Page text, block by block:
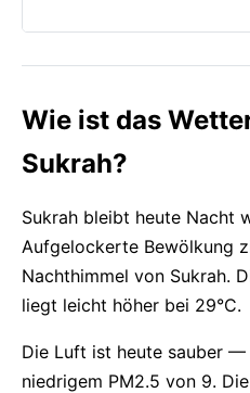
Wie ist das
Sukrah?
Sukrah bleibt heute Nacht
Aufgelockerte Bewölkung
Nachthimmel von Sukrah.
liegt leicht höher bei 29°C.
Die Luft ist heute sauber —
niedrigem PM2.5 von 9.